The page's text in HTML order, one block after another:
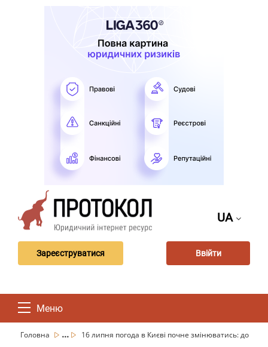
UA
Зареєструватися Ввійти
Меню
Головна ...
16 липня погода в Києві почне змінюватись: до